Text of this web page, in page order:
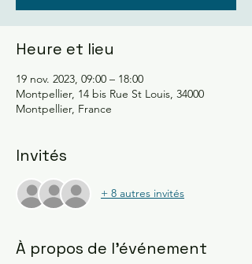
Heure et lieu
19 nov. 2023, 09:00 – 18:00
Montpellier, 14 bis Rue St Louis, 34000
Montpellier, France
Invités
+ 8 autres invités
À propos de l'événement